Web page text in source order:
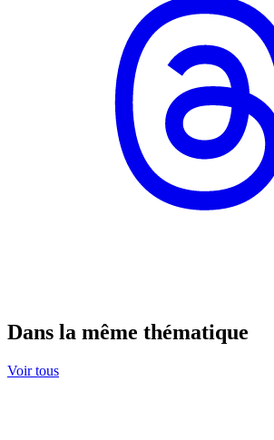
Dans la même thématique
Voir tous